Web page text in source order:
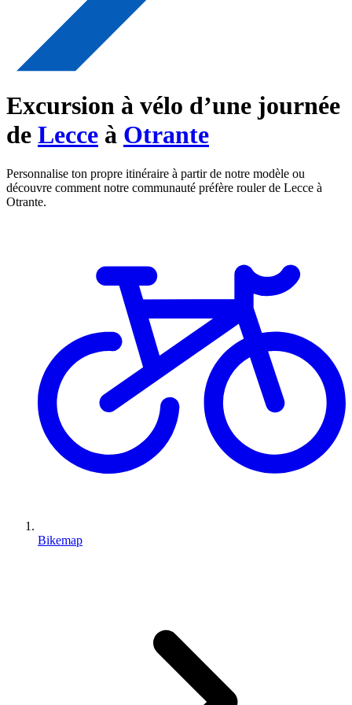
Excursion à vélo d’une journée
de Lecce à Otrante
Personnalise ton propre itinéraire à partir de notre modèle ou
découvre comment notre communauté préfère rouler de Lecce à
Otrante.
Bikemap